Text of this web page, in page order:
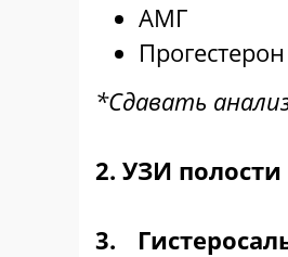
АМГ
Прогестерон
*Сдавать
2. УЗИ
3.